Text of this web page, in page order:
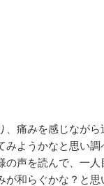
痛みを感じなが
ようかなと思い
の声を読んで、一
和らぐかな？と